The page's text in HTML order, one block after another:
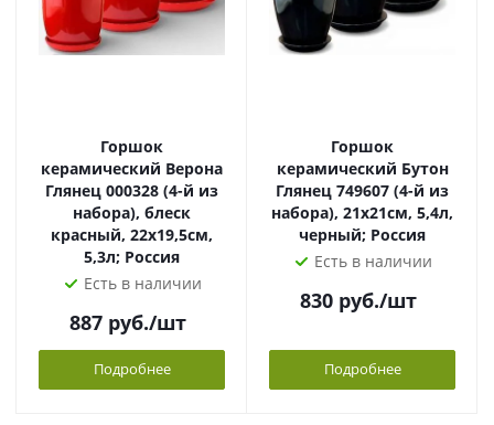
Горшок
керамический Верона
Глянец 000328 (4-й из
набора), блеск
красный, 22х19,5см,
5,3л; Россия
Есть в наличии
887 руб./шт
Подробнее
Горшок
керамический Бутон
Глянец 749607 (4-й из
набора), 21х21см, 5,4л,
черный; Россия
Есть в наличии
830 руб./шт
Подробнее